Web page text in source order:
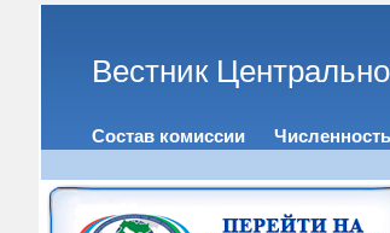
Вестник
Состав комиссии